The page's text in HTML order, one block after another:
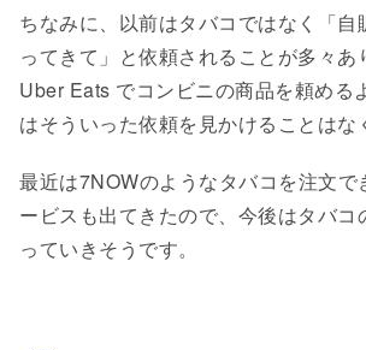
ちなみに、以前はタバコではなく「自
ってきて」と依頼されることが多々あ
Uber Eats でコンビニの商品を頼める
はそういった依頼を見かけることはな
最近は7NOWのようなタバコを注文で
ービスも出てきたので、今後はタバコ
っていきそうです。